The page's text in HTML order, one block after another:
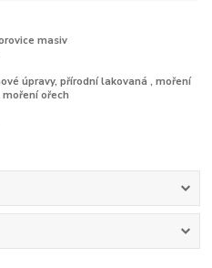
masiv
úpravy, přírodní lakovaná , moření
ořech